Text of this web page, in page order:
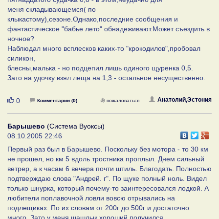
меня складывающемся( по
клыкастому),сезоне.Однако,последние сообщения и
фантастическое "бабье лето" обнадеживают.Может съездить в
ночное?
Наблюдал много всплесков каких-то "крокодилов",пробовал
силикон,
блесны,малька - но подцепил лишь одиного щуренка 0,5.
Зато на удочку взял леща на 1,3 - остальное несущественно.
Нравится
0 Комментарии (0) Анатолий,Эстония
пожаловаться
Барышево (Система Вуоксы)
08.10.2005 22:46
Первый раз был в Барышево. Поскольку без мотора - то 30 км
не прошел, но км 5 вдоль тростника проплыл. Днем сильный
ветрер, а к часам 6 вечера почти штиль. Благодать. Полностью
подтверждаю слова "Андрей. г". По щуке полный ноль. Видел
только шнурка, который почему-то заинтересовался лодкой. А
любители поплавочной ловли вовсю отрывались на
подлещиках. По их словам от 200г до 500г и достаточно